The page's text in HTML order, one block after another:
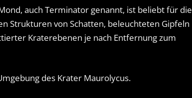
Nachlese
vom
Mondmosaik
auch Terminator genannt, ist beliebt für die
Strukturen von Schatten, beleuchteten Gipfeln
Kraterebenen je nach Entfernung zum
des Krater Maurolycus.